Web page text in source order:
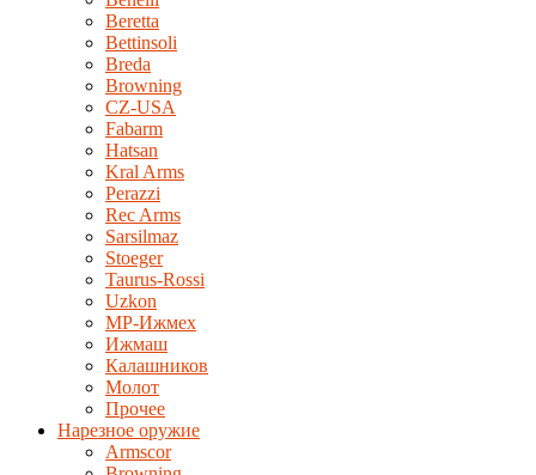
Beretta
Bettinsoli
Breda
Browning
CZ-USA
Fabarm
Hatsan
Kral Arms
Perazzi
Rec Arms
Sarsilmaz
Stoeger
Taurus-Rossi
Uzkon
MP-Ижмех
Ижмаш
Калашников
Молот
Прочее
Нарезное оружие
Armscor